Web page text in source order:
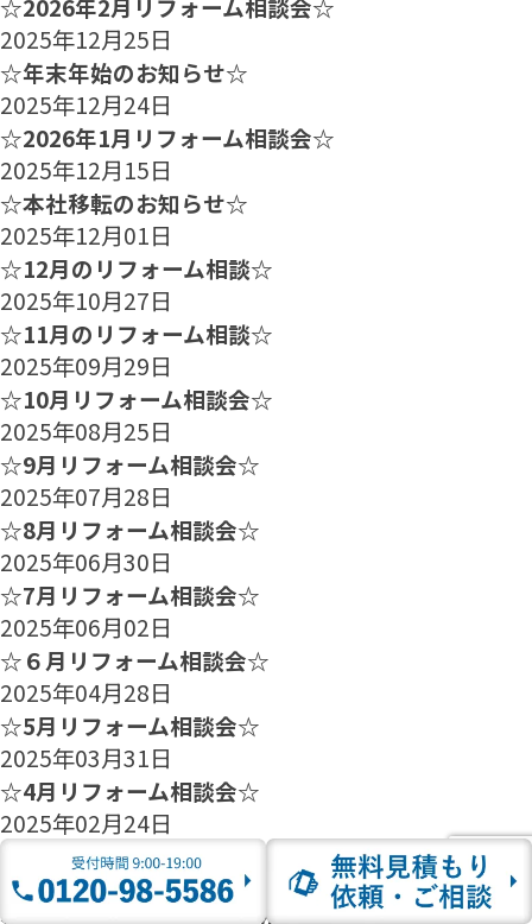
☆2026年2月リフォーム相談会☆
2025年12月25日
☆年末年始のお知らせ☆
2025年12月24日
☆2026年1月リフォーム相談会☆
2025年12月15日
☆本社移転のお知らせ☆
2025年12月01日
☆12月のリフォーム相談☆
2025年10月27日
☆11月のリフォーム相談☆
2025年09月29日
☆10月リフォーム相談会☆
2025年08月25日
☆9月リフォーム相談会☆
2025年07月28日
☆8月リフォーム相談会☆
2025年06月30日
☆7月リフォーム相談会☆
2025年06月02日
☆６月リフォーム相談会☆
2025年04月28日
☆5月リフォーム相談会☆
2025年03月31日
☆4月リフォーム相談会☆
2025年02月24日
☆3月リフォーム相談会☆
2025年01月27日